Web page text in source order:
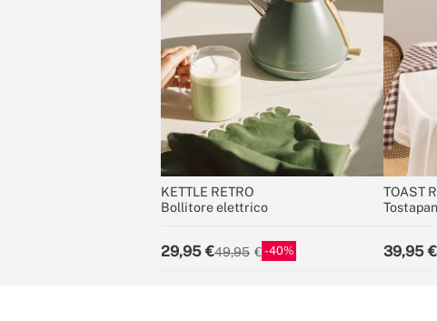
KETTLE RETRO
Bollitore elettrico
29,95 49,95 40
TOAST
39,95